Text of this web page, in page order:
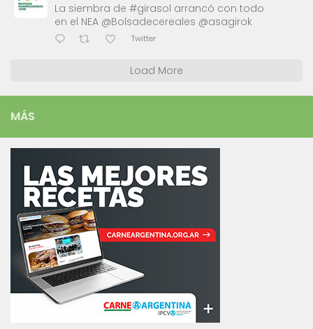
La siembra de #girasol arrancó con todo
en el NEA @Bolsadecereales @asagirok
Twitter
Load More
MÁS